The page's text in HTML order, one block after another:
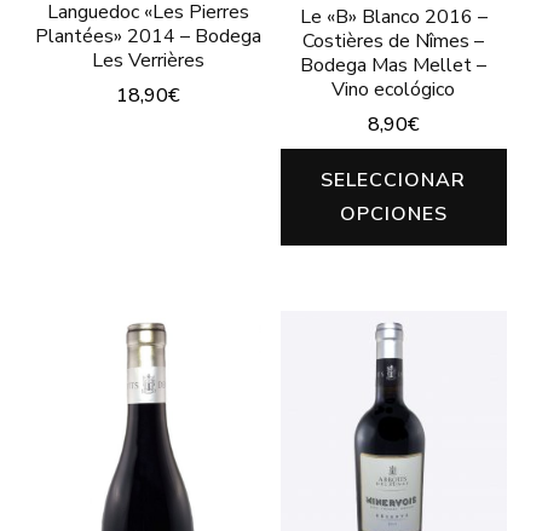
de
producto
de
producto
Languedoc «Les Pierres
Plantées» 2014 – Bodega
Les Verrières
18,90€
Las
opciones
se
pueden
elegir
Le «B» Blanco 2016 –
Costières de Nîmes –
Bodega Mas Mellet –
Vino ecológico
8,90€
SELECCIONAR
OPCIONES